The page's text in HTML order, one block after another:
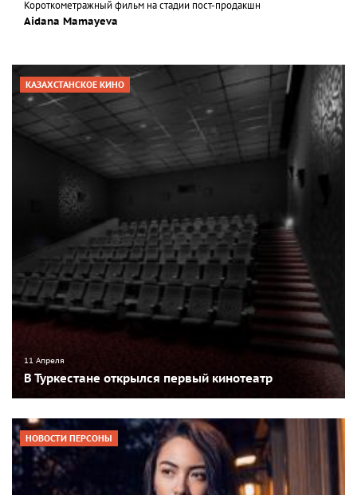
Короткометражный фильм на стадии пост-продакшн
Aidana Mamayeva
КАЗАХСТАНСКОЕ КИНО
11 Апреля
В Туркестане открылся первый кинотеатр
НОВОСТИ ПЕРСОНЫ